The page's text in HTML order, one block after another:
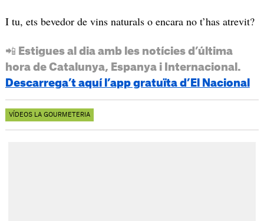
I tu, ets bevedor de vins naturals o encara no t’has atrevit?
📲 Estigues al dia amb les notícies d’última
hora de Catalunya, Espanya i Internacional.
Descarrega’t aquí l’app gratuïta d’El Nacional
VÍDEOS LA GOURMETERIA